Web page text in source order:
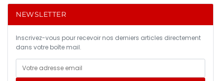
NEWSLETTER
Inscrivez-vous pour recevoir nos derniers articles directement
dans votre boîte mail.